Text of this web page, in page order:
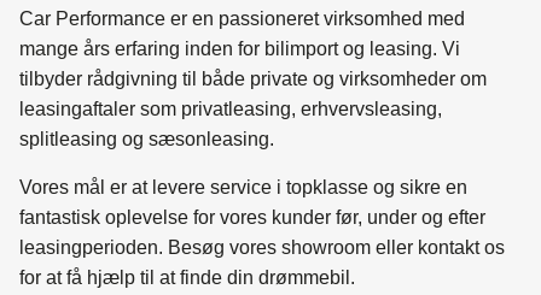
Car Performance er en passioneret virksomhed med
mange års erfaring inden for bilimport og leasing. Vi
tilbyder rådgivning til både private og virksomheder om
leasingaftaler som privatleasing, erhvervsleasing,
splitleasing og sæsonleasing.
Vores mål er at levere service i topklasse og sikre en
fantastisk oplevelse for vores kunder før, under og efter
leasingperioden. Besøg vores showroom eller kontakt os
for at få hjælp til at finde din drømmebil.